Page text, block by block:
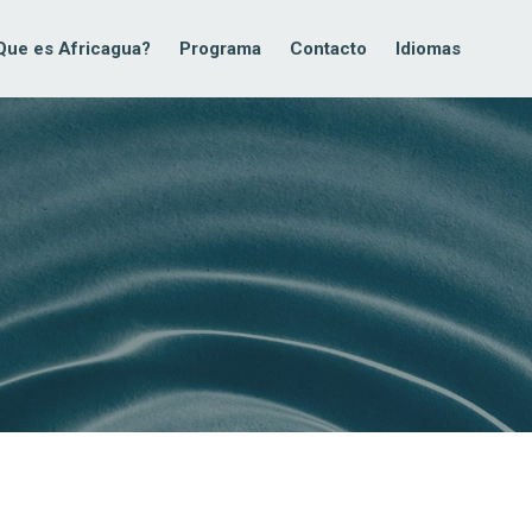
es Africagua? Programa Contacto Idiomas